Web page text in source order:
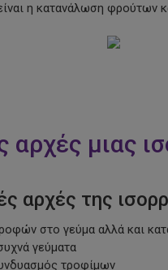
η κατανάλωση φρούτων
αρχές μιας
αρχές της
στο γεύμα αλλά και
γεύματα
τροφίμων